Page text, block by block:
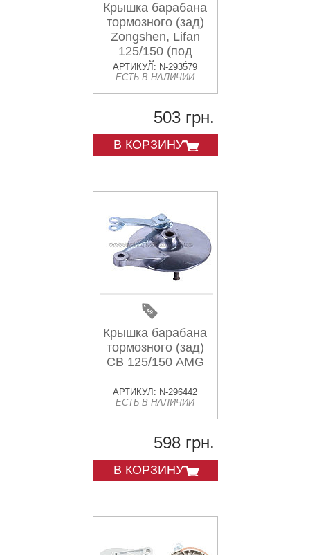
Крышка барабана
тормозного (зад)
Zongshen, Lifan
125/150 (под
литой диск)
(+колодки)
АРТИКУЛ: N-293579
ЕСТЬ В НАЛИЧИИ
503 грн.
В КОРЗИНУ
Крышка барабана
тормозного (зад)
СВ 125/150 AMG
АРТИКУЛ: N-296442
ЕСТЬ В НАЛИЧИИ
598 грн.
В КОРЗИНУ